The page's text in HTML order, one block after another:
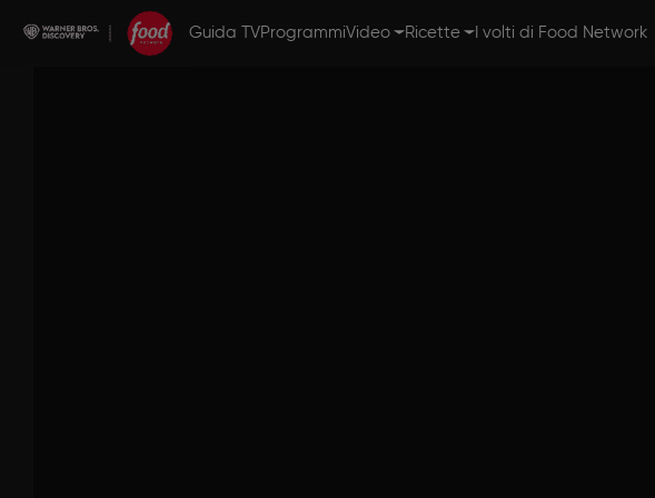
Guida TVProgrammiVideo Ricette I volti di Food Network